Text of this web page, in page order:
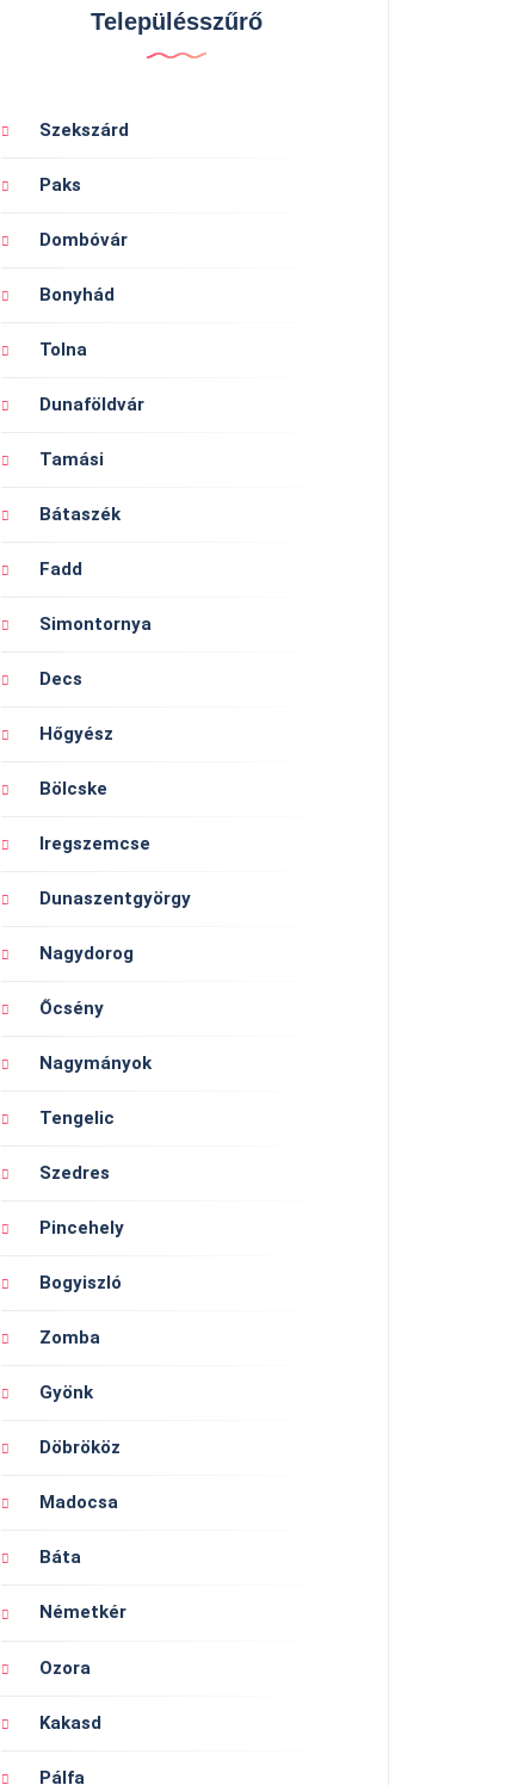
Településszűrő
Szekszárd
Paks
Dombóvár
Bonyhád
Tolna
Dunaföldvár
Tamási
Bátaszék
Fadd
Simontornya
Decs
Hőgyész
Bölcske
Iregszemcse
Dunaszentgyörgy
Nagydorog
Őcsény
Nagymányok
Tengelic
Szedres
Pincehely
Bogyiszló
Zomba
Gyönk
Döbrököz
Madocsa
Báta
Németkér
Ozora
Kakasd
Pálfa